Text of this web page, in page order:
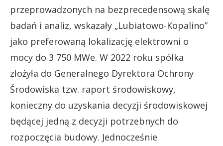
przeprowadzonych na bezprecedensową skalę
badań i analiz, wskazały „Lubiatowo-Kopalino”
jako preferowaną lokalizację elektrowni o
mocy do 3 750 MWe. W 2022 roku spółka
złożyła do Generalnego Dyrektora Ochrony
Środowiska tzw. raport środowiskowy,
konieczny do uzyskania decyzji środowiskowej
będącej jedną z decyzji potrzebnych do
rozpoczęcia budowy. Jednocześnie